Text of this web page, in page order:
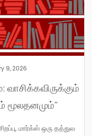
9, 2026
வாசிக்கவிருக்கும்
மூலதனமும்”